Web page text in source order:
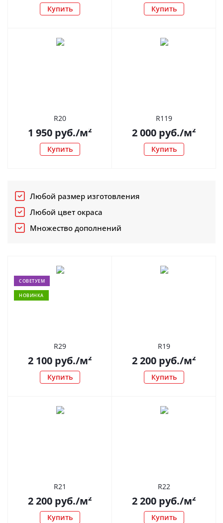
Купить Купить
R20
1 950 руб./м²
Купить
R119
2 000 руб./м²
Купить
Любой размер изготовления
Любой цвет окраса
Множество дополнений
СОВЕТУЕМ
НОВИНКА
R29
2 100 руб./м²
Купить
R19
2 200 руб./м²
Купить
R21
2 200 руб./м²
Купить
R22
2 200 руб./м²
Купить